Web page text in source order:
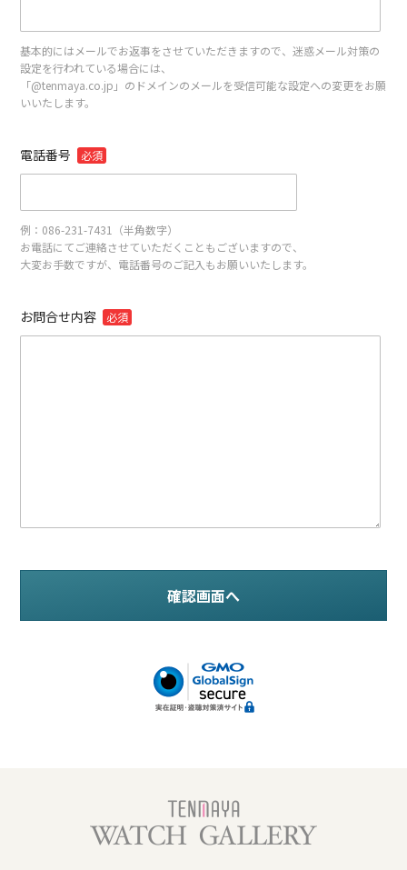
基本的にはメールでお返事をさせていただきますので、迷惑メール対策の
設定を行われている場合には、
「@tenmaya.co.jp」のドメインのメールを受信可能な設定への変更をお願
いいたします。
電話番号 必須
例：086-231-7431（半角数字）
お電話にてご連絡させていただくこともございますので、
大変お手数ですが、電話番号のご記入もお願いいたします。
お問合せ内容 必須